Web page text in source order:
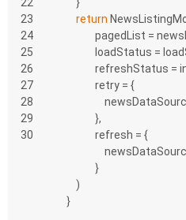
23
24
25
26
27
28
29
30
return
pagedList
loadStatus
                retry = {
                },
                refresh = {
                }
        )
    }